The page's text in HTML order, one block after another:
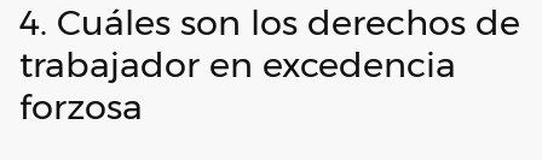
4. Cuáles son los derechos de
trabajador en excedencia
forzosa